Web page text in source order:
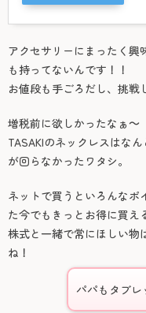
アクセサリーにまったく興
も持ってないんです！！
お値段も手ごろだし、挑戦
増税前に欲しかったなぁ～
TASAKIのネックレスはな
が回らなかったワタシ。
ネットで買うといろんなポ
た今でもきっとお得に買え
株式と一緒で常にほしい物
ね！
パパもタブレ